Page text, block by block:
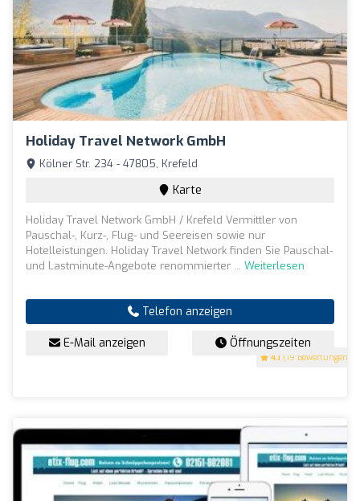
Holiday Travel Network GmbH
4.1 (19 Bewertungen)
Kölner Str. 234 - 47805, Krefeld
Karte
Holiday Travel Network GmbH / Krefeld Vermittler von
Pauschal-, Kurz-, Flug- und Seereisen sowie nur
Hotelleistungen. Holiday Travel Network finden Sie Pauschal-
und Lastminute-Angebote renommierter ... Weiterlesen
Telefon anzeigen
E-Mail anzeigen Öffnungszeiten